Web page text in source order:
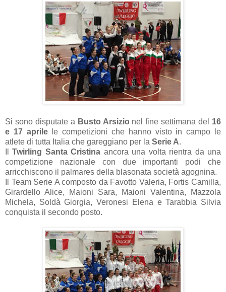
Si sono disputate a Busto Arsizio nel fine settimana del 16
e 17 aprile
le competizioni che hanno visto in campo le
atlete di tutta Italia che gareggiano per la Serie A.
IlTwirling Santa Cristina ancora una volta rientra da una
competizione nazionale con due importanti podi che
arricchiscono il palmares della blasonata società agognina.
Il Team Serie A composto da Favotto Valeria, Fortis Camilla,
Girardello Alice, Maioni Sara, Maioni Valentina, Mazzola
Michela, Soldà Giorgia, Veronesi Elena e Tarabbia Silvia
conquista il secondo posto.